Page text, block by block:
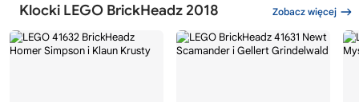
Klocki LEGO BrickHeadz 2018 Zobacz więcej